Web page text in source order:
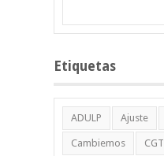
Etiquetas
ADULP Ajuste
Cambiemos CGT